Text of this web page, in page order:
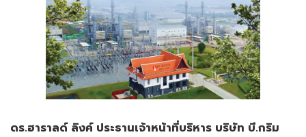
ดร.ฮาราลด์ ลิงค์ ประธานเจ้าหน้าที่บริหาร บริษัท บี.กริม